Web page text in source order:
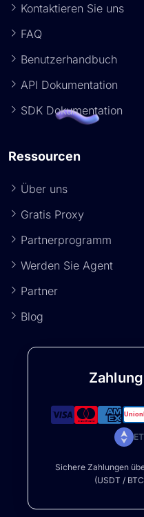
Kontaktieren Sie uns
FAQ
Benutzerhandbuch
API Dokumentation
SDK Dokumentation
Ressourcen
Über uns
Gratis Proxy
Partnerprogramm
Werden Sie Agent
Partner
Blog
Sichere Zahlungen
(USDT /